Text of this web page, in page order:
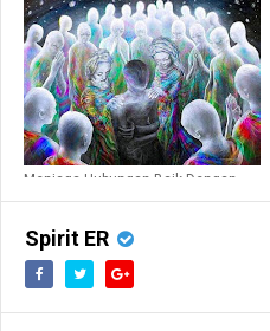
Menjaga Hubungan Baik Dengan
Spirit ER